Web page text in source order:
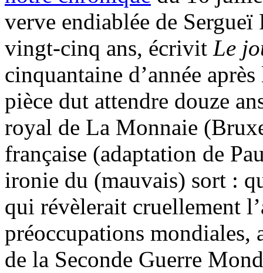
verve endiablée de
vingt-cinq ans, écrivit Le
cinquantaine d’année
pièce dut attendre douze
royal de La Monnaie
française (adaptation de
ironie du (mauvais) sort :
qui révèlerait cruellement
préoccupations mondiales,
de la Seconde Guerre